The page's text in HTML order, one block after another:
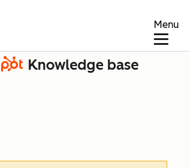
Menu
Knowledge base